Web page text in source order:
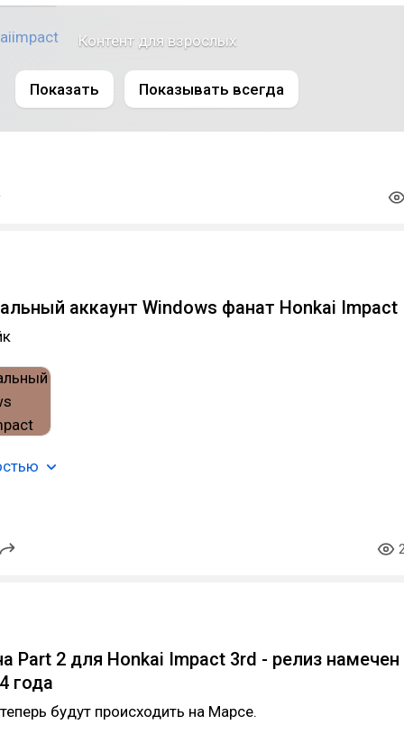
Контент для взрослых
Показать Показывать всегда
аккаунт Windows фанат Honkai Impact
Part 2 для Honkai Impact 3rd - релиз намечен
года
будут происходить на Марсе.